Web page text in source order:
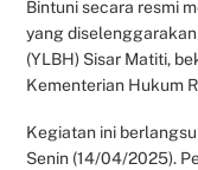
Bintuni secara resmi
yang
(YLBH) Sisar Matiti,
Kementerian Hukum
Kegiatan ini
Senin (14/04/2025).